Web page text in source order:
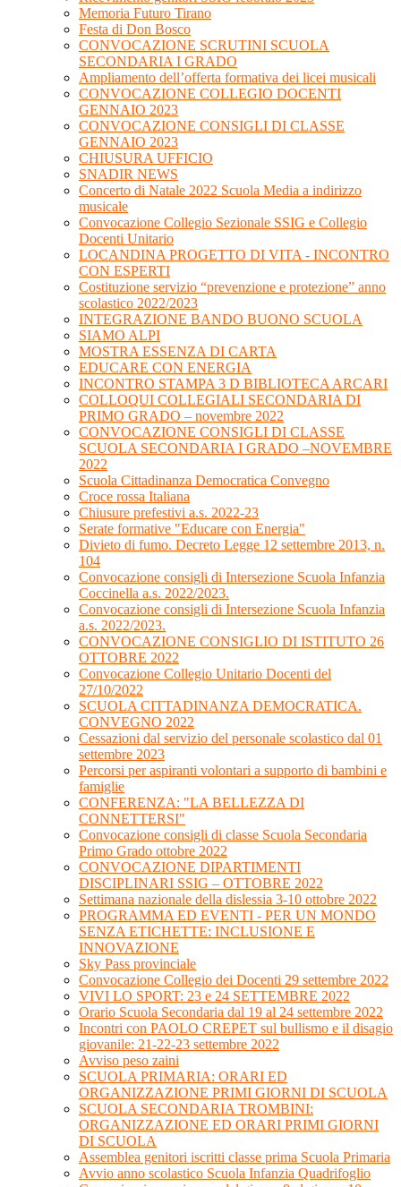
Memoria Futuro Tirano
Festa di Don Bosco
CONVOCAZIONE SCRUTINI SCUOLA
SECONDARIA I GRADO
Ampliamento dell’offerta formativa dei licei musicali
CONVOCAZIONE COLLEGIO DOCENTI
GENNAIO 2023
CONVOCAZIONE CONSIGLI DI CLASSE
GENNAIO 2023
CHIUSURA UFFICIO
SNADIR NEWS
Concerto di Natale 2022 Scuola Media a indirizzo
musicale
Convocazione Collegio Sezionale SSIG e Collegio
Docenti Unitario
LOCANDINA PROGETTO DI VITA - INCONTRO
CON ESPERTI
Costituzione servizio “prevenzione e protezione” anno
scolastico 2022/2023
INTEGRAZIONE BANDO BUONO SCUOLA
SIAMO ALPI
MOSTRA ESSENZA DI CARTA
EDUCARE CON ENERGIA
INCONTRO STAMPA 3 D BIBLIOTECA ARCARI
COLLOQUI COLLEGIALI SECONDARIA DI
PRIMO GRADO – novembre 2022
CONVOCAZIONE CONSIGLI DI CLASSE
SCUOLA SECONDARIA I GRADO –NOVEMBRE
2022
Scuola Cittadinanza Democratica Convegno
Croce rossa Italiana
Chiusure prefestivi a.s. 2022-23
Serate formative "Educare con Energia"
Divieto di fumo. Decreto Legge 12 settembre 2013, n.
104
Convocazione consigli di Intersezione Scuola Infanzia
Coccinella a.s. 2022/2023.
Convocazione consigli di Intersezione Scuola Infanzia
a.s. 2022/2023.
CONVOCAZIONE CONSIGLIO DI ISTITUTO 26
OTTOBRE 2022
Convocazione Collegio Unitario Docenti del
27/10/2022
SCUOLA CITTADINANZA DEMOCRATICA.
CONVEGNO 2022
Cessazioni dal servizio del personale scolastico dal 01
settembre 2023
Percorsi per aspiranti volontari a supporto di bambini e
famiglie
CONFERENZA: "LA BELLEZZA DI
CONNETTERSI"
Convocazione consigli di classe Scuola Secondaria
Primo Grado ottobre 2022
CONVOCAZIONE DIPARTIMENTI
DISCIPLINARI SSIG – OTTOBRE 2022
Settimana nazionale della dislessia 3-10 ottobre 2022
PROGRAMMA ED EVENTI - PER UN MONDO
SENZA ETICHETTE: INCLUSIONE E
INNOVAZIONE
Sky Pass provinciale
Convocazione Collegio dei Docenti 29 settembre 2022
VIVI LO SPORT: 23 e 24 SETTEMBRE 2022
Orario Scuola Secondaria dal 19 al 24 settembre 2022
Incontri con PAOLO CREPET sul bullismo e il disagio
giovanile: 21-22-23 settembre 2022
Avviso peso zaini
SCUOLA PRIMARIA: ORARI ED
ORGANIZZAZIONE PRIMI GIORNI DI SCUOLA
SCUOLA SECONDARIA TROMBINI:
ORGANIZZAZIONE ED ORARI PRIMI GIORNI
DI SCUOLA
Assemblea genitori iscritti classe prima Scuola Primaria
Avvio anno scolastico Scuola Infanzia Quadrifoglio